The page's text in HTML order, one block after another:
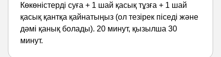
Көкөністерді суға + 1 шай қасық тұзға + 1 шай
қасық қантқа қайнатыңыз (ол тезірек піседі және
дәмі қанық болады). 20 минут, қызылша 30
минут.